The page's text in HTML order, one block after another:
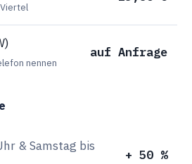
nennen
auf Anfrage
& Samstag bis
+ 50 %